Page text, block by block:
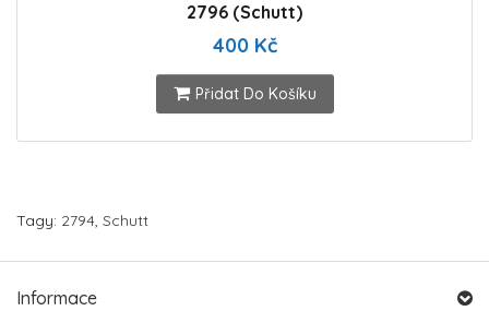
2796 (Schutt)
400 Kč
Přidat Do Košíku
Tagy: 2794, Schutt
Informace